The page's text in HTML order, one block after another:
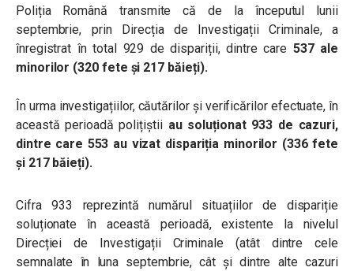
Poliția Română transmite că de la începutul lunii
septembrie, prin Direcția de Investigații Criminale, a
înregistrat în total 929 de dispariții, dintre care 537 ale
minorilor (320 fete și 217 băieți).
În urma investigațiilor, căutărilor și verificărilor efectuate, în
această perioadă polițiștii au soluționat 933 de cazuri,
dintre care 553 au vizat dispariția minorilor (336 fete
și 217 băieți).
Cifra 933 reprezintă numărul situațiilor de dispariție
soluționate în această perioadă, existente la nivelul
Direcției de Investigații Criminale (atât dintre cele
semnalate în luna septembrie, cât și dintre alte cazuri